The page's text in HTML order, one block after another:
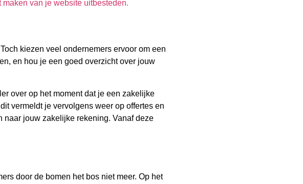
van je website uitbesteden.
kiezen veel ondernemers ervoor om een
en hou je een goed overzicht over jouw
over op het moment dat je een zakelijke
vermeldt je vervolgens weer op offertes en
naar jouw zakelijke rekening. Vanaf deze
door de bomen het bos niet meer. Op het